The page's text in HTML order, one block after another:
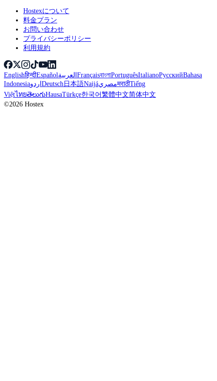
Hostexについて
料金プラン
お問い合わせ
プライバシーポリシー
利用規約
Englishहिन्दीEspañolالعربيةFrançaisবাংলাPortuguêsItalianoРусскийBahasa
IndonesiaاردوDeutsch日本語NaijáمصريमराठीTiếng
ViệtไทยతెలుగుHausaTürkçe한국어繁體中文简体中文
©2026 Hostex